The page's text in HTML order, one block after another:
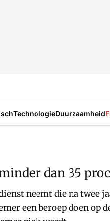
TechnologieDuurzaamheid
dan 35
neemt die na twee
een beroep doen